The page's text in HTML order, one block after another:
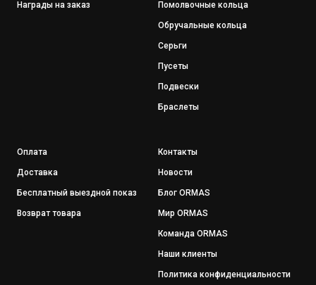
Награды на заказ Помолвочные кольца
Обручальные кольца
Серьги
Пусеты
Подвески
Браслеты
Оплата
Доставка
Бесплатный выездной показ
Возврат товара
Контакты
Новости
Блог ORMAS
Мир ORMAS
Команда ORMAS
Наши клиенты
Политика конфиденциальности